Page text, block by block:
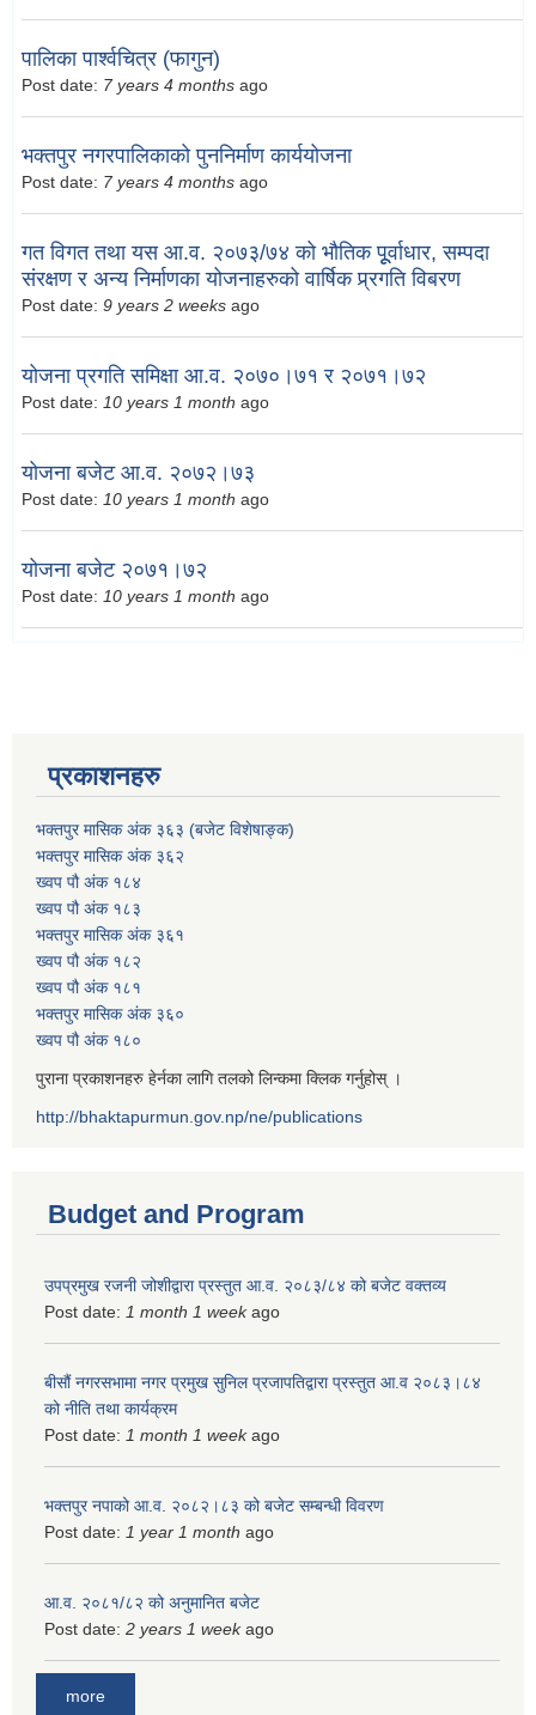
पालिका पार्श्वचित्र (फागुन)
Post date: 7 years 4 months ago
भक्तपुर नगरपालिकाको पुननिर्माण कार्ययोजना
Post date: 7 years 4 months ago
गत विगत तथा यस आ.व. २०७३/७४ को भौतिक पूूर्वाधार, सम्पदा
संरक्षण र अन्य निर्माणका योजनाहरुको वार्षिक प्र्रगति विबरण
Post date: 9 years 2 weeks ago
योजना प्रगति समिक्षा आ.व. २०७०।७१ र २०७१।७२
Post date: 10 years 1 month ago
योजना बजेट आ.व. २०७२।७३
Post date: 10 years 1 month ago
योजना बजेट २०७१।७२
Post date: 10 years 1 month ago
प्रकाशनहरु
भक्तपुर मासिक अंक ३६३ (बजेट विशेषाङ्क)
भक्तपुर मासिक अंक ३६२
ख्वप पौ अंक १८४
ख्वप पौ अंक १८३
भक्तपुर मासिक अंक ३६१
ख्वप पौ अंक १८२
ख्वप पौ अंक १८१
भक्तपुर मासिक अंक ३६०
ख्वप पौ अंक १८०
पुराना प्रकाशनहरु हेर्नका लागि तलको लिन्कमा क्लिक गर्नुहोस् ।
http://bhaktapurmun.gov.np/ne/publications
Budget and Program
उपप्रमुख रजनी जोशीद्वारा प्रस्तुत आ.व. २०८३/८४ को बजेट वक्तव्य
Post date: 1 month 1 weekago
बीसौं नगरसभामा नगर प्रमुख सुनिल प्रजापतिद्वारा प्रस्तुत आ.व‍ २०८३।८४
को नीति तथा कार्यक्रम
Post date: 1 month 1 weekago
भक्तपुर नपाको आ.व. २०८२।८३ को बजेट सम्बन्धी विवरण
Post date: 1 year 1 month ago
आ.व. २०८१/८२ को अनुमानित बजेट
Post date: 2 years 1 weekago
more